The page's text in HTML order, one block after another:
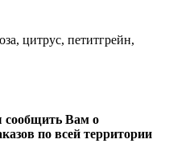
цитрус, петитгрейн,
Вам о
по всей территории